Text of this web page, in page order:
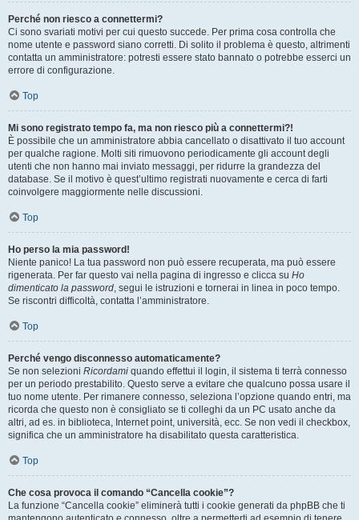
Perché non riesco a connettermi?
Ci sono svariati motivi per cui questo succede. Per prima cosa controlla che
nome utente e password siano corretti. Di solito il problema è questo, altrimenti
contatta un amministratore: potresti essere stato bannato o potrebbe esserci un
errore di configurazione.
Top
Mi sono registrato tempo fa, ma non riesco più a connettermi?!
È possibile che un amministratore abbia cancellato o disattivato il tuo account
per qualche ragione. Molti siti rimuovono periodicamente gli account degli
utenti che non hanno mai inviato messaggi, per ridurre la grandezza del
database. Se il motivo è quest’ultimo registrati nuovamente e cerca di farti
coinvolgere maggiormente nelle discussioni.
Top
Ho perso la mia password!
Niente panico! La tua password non può essere recuperata, ma può essere
rigenerata. Per far questo vai nella pagina di ingresso e clicca su Ho
dimenticato la password, segui le istruzioni e tornerai in linea in poco tempo.
Se riscontri difficoltà, contatta l’amministratore.
Top
Perché vengo disconnesso automaticamente?
Se non selezioni Ricordami quando effettui il login, il sistema ti terrà connesso
per un periodo prestabilito. Questo serve a evitare che qualcuno possa usare il
tuo nome utente. Per rimanere connesso, seleziona l’opzione quando entri, ma
ricorda che questo non è consigliato se ti colleghi da un PC usato anche da
altri, ad es. in biblioteca, Internet point, università, ecc. Se non vedi il checkbox,
significa che un amministratore ha disabilitato questa caratteristica.
Top
Che cosa provoca il comando “Cancella cookie”?
La funzione “Cancella cookie” eliminerà tutti i cookie generati da phpBB che ti